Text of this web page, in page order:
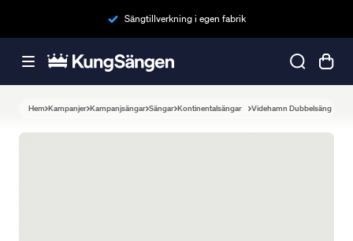
Sängtillverkning i egen fabrik
Hem Kampanjer Kampanjsängar Sängar Kontinentalsängar Videhamn Dubbelsäng